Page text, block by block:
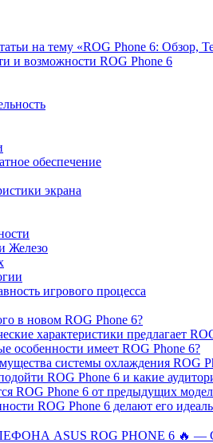
на тему «ROG Phone 6: Обзор,
и возможности ROG Phone 6
обеспечение
экрана
Железо
игрового процесса
в новом ROG Phone 6?
характеристики предлагает
особенности имеет ROG Phone 6?
системы охлаждения ROG
ROG Phone 6 и какие
ROG Phone 6 от предыдущих
ROG Phone 6 делают его
ASUS ROG PHONE 6 🔥